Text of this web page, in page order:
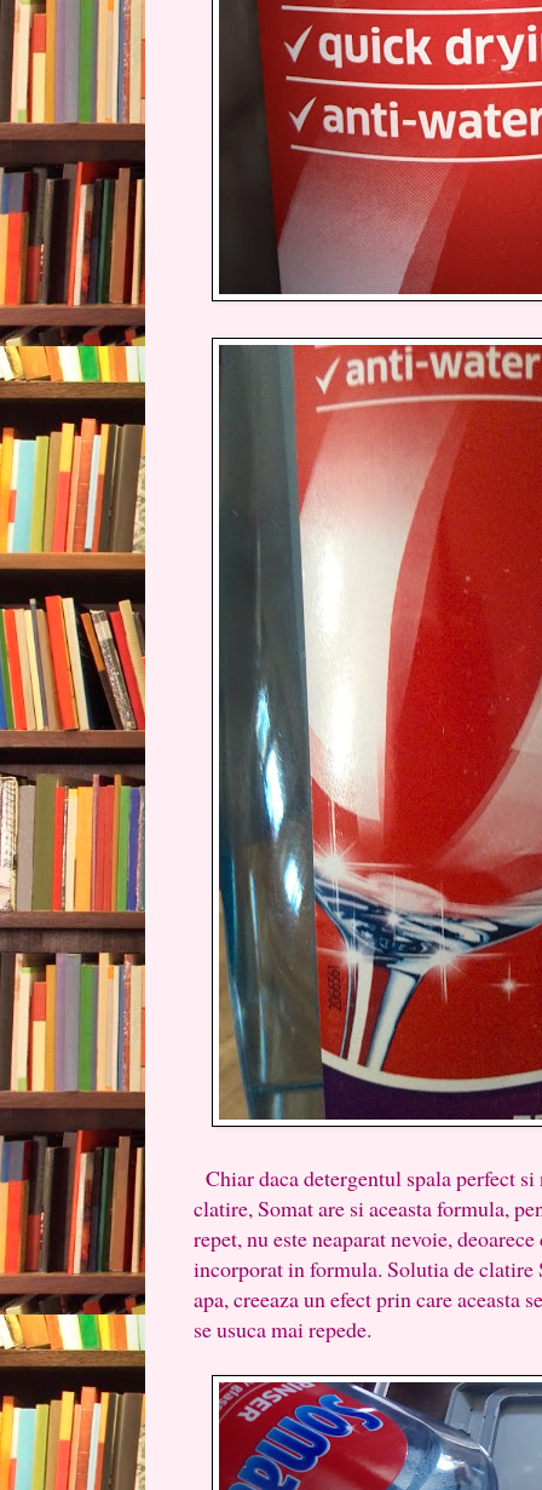
Chiar daca detergentul spala perfect
clatire, Somat are si aceasta formula,
repet, nu este neaparat nevoie,
incorporat in formula. Solutia de clatire
apa, creeaza un efect prin care aceasta
se usuca mai repede.